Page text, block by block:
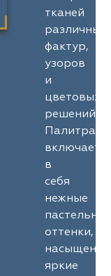
тканей
различных
фактур,
узоров
и
цветовых
решений.
Палитра
включает
в
себя
нежные
оттенки,
яркие